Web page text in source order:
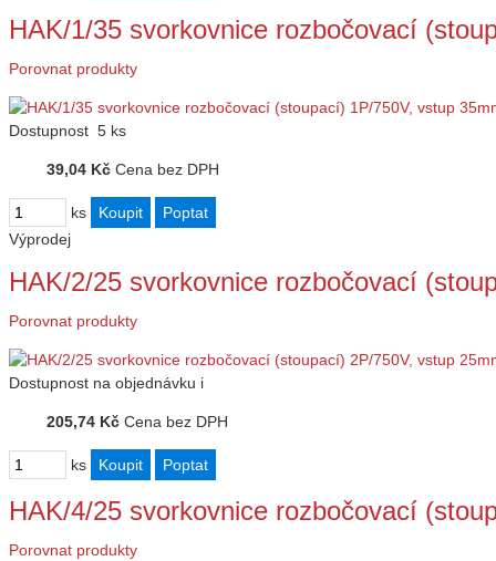
HAK/1/35 svorkovnice rozbočovací
Porovnat produkty
Dostupnost 5 ks
39,04 Kč Cena bez DPH
ks
Výprodej
HAK/2/25 svorkovnice rozbočovací
Porovnat produkty
Dostupnost na objednávku i
205,74 Kč Cena bez DPH
ks
HAK/4/25 svorkovnice rozbočovací
Porovnat produkty